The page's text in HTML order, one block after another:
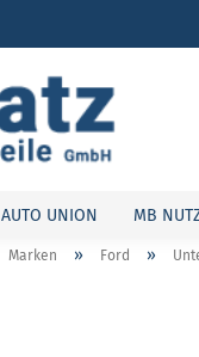
AUTO UNION MB
Marken » Ford »